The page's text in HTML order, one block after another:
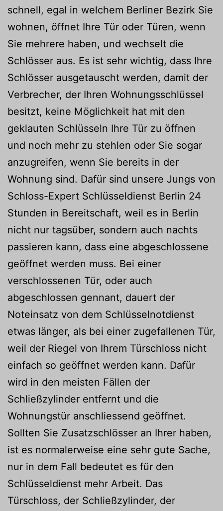
schnell, egal in welchem Berliner Bezirk Sie
wohnen, öffnet Ihre Tür oder Türen, wenn
Sie mehrere haben, und wechselt die
Schlösser aus. Es ist sehr wichtig, dass Ihre
Schlösser ausgetauscht werden, damit der
Verbrecher, der Ihren Wohnungsschlüssel
besitzt, keine Möglichkeit hat mit den
geklauten Schlüsseln Ihre Tür zu öffnen
und noch mehr zu stehlen oder Sie sogar
anzugreifen, wenn Sie bereits in der
Wohnung sind. Dafür sind unsere Jungs von
Schloss-Expert Schlüsseldienst Berlin 24
Stunden in Bereitschaft, weil es in Berlin
nicht nur tagsüber, sondern auch nachts
passieren kann, dass eine abgeschlossene
geöffnet werden muss. Bei einer
verschlossenen Tür, oder auch
abgeschlossen gennant, dauert der
Noteinsatz von dem Schlüsselnotdienst
etwas länger, als bei einer zugefallenen Tür,
weil der Riegel von Ihrem Türschloss nicht
einfach so geöffnet werden kann. Dafür
wird in den meisten Fällen der
Schließzylinder entfernt und die
Wohnungstür anschliessend geöffnet.
Sollten Sie Zusatzschlösser an Ihrer haben,
ist es normalerweise eine sehr gute Sache,
nur in dem Fall bedeutet es für den
Schlüsseldienst mehr Arbeit. Das
Türschloss, der Schließzylinder, der